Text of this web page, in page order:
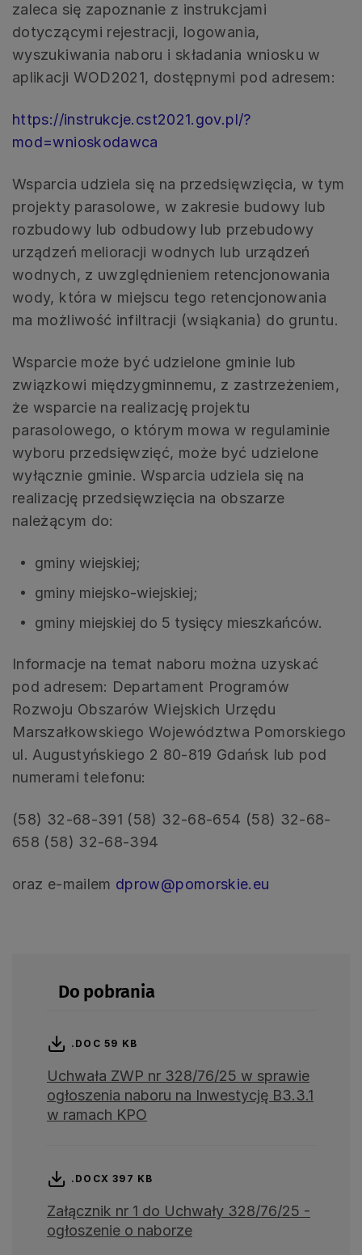
zaleca się zapoznanie z instrukcjami
dotyczącymi rejestracji, logowania,
wyszukiwania naboru i składania wniosku w
aplikacji WOD2021, dostępnymi pod adresem:
https://instrukcje.cst2021.gov.pl/?
mod=wnioskodawca
Wsparcia udziela się na przedsięwzięcia, w tym
projekty parasolowe, w zakresie budowy lub
rozbudowy lub odbudowy lub przebudowy
urządzeń melioracji wodnych lub urządzeń
wodnych, z uwzględnieniem retencjonowania
wody, która w miejscu tego retencjonowania
ma możliwość infiltracji (wsiąkania) do gruntu.
Wsparcie może być udzielone gminie lub
związkowi międzygminnemu, z zastrzeżeniem,
że wsparcie na realizację projektu
parasolowego, o którym mowa w regulaminie
wyboru przedsięwzięć, może być udzielone
wyłącznie gminie. Wsparcia udziela się na
realizację przedsięwzięcia na obszarze
należącym do:
gminy wiejskiej;
gminy miejsko-wiejskiej;
gminy miejskiej do 5 tysięcy mieszkańców.
Informacje na temat naboru można uzyskać
pod adresem: Departament Programów
Rozwoju Obszarów Wiejskich Urzędu
Marszałkowskiego Województwa Pomorskiego
ul. Augustyńskiego 2 80-819 Gdańsk lub pod
numerami telefonu:
(58) 32-68-391 (58) 32-68-654 (58) 32-68-
658 (58) 32-68-394
oraz e-mailem dprow@pomorskie.eu
Do pobrania
.DOC 59 KB
Uchwała ZWP nr 328/76/25 w sprawie
ogłoszenia naboru na Inwestycję B3.3.1
w ramach KPO
.DOCX 397 KB
Załącznik nr 1 do Uchwały 328/76/25 -
ogłoszenie o naborze